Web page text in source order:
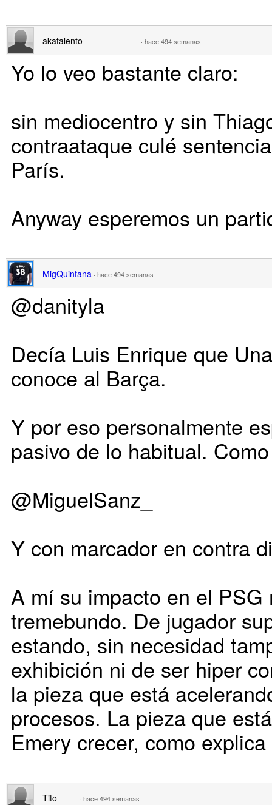
akatalento · hace 494 semanas
Yo lo veo bastante claro:
sin mediocentro y sin
contraataque culé
París.
Anyway esperemos un
MigQuintana · hace 494 semanas
@danityla
Decía Luis Enrique que
conoce al Barça.
Y por eso personalmente
pasivo de lo habitual.
@MiguelSanz_
Y con marcador en contra
A mí su impacto en el PSG
tremebundo. De jugador
estando, sin necesidad
exhibición ni de ser hiper
la pieza que está
procesos. La pieza que
Emery crecer, como
Tito · hace 494 semanas